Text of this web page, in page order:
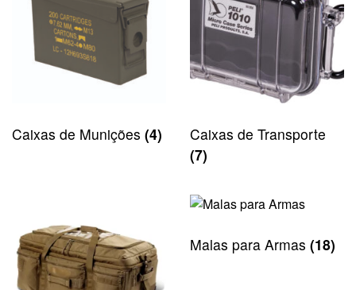
Caixas de Munições (4)
Caixas de Transporte
(7)
Malas para Armas (18)